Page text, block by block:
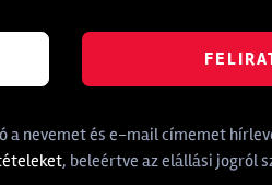
a nevemet és e-mail címemet
, beleértve az elállási jogról